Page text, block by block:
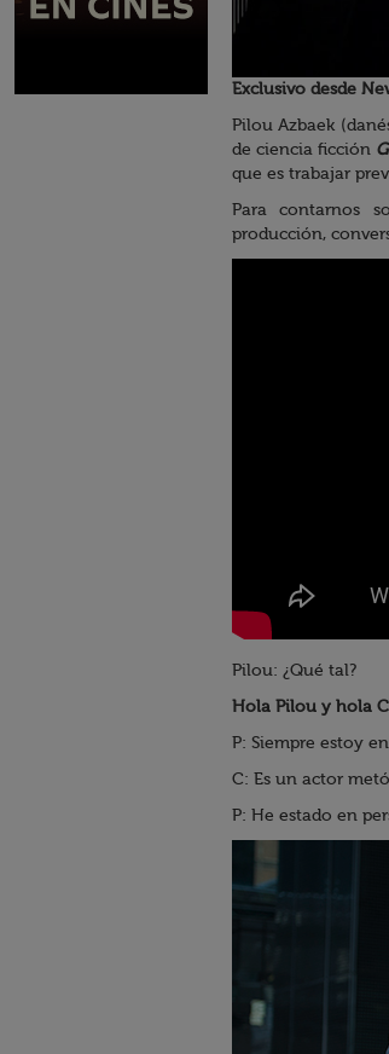
Exclusivo desde
Pilou Azbaek
de ciencia ficción
que es trabajar
Para contarnos
producción,
Pilou: ¿Qué tal?
Hola Pilou y hola
P: Siempre estoy
C: Es un actor
P: He estado en